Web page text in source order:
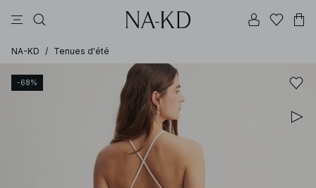
NA-KD / Tenues d'été
-68%